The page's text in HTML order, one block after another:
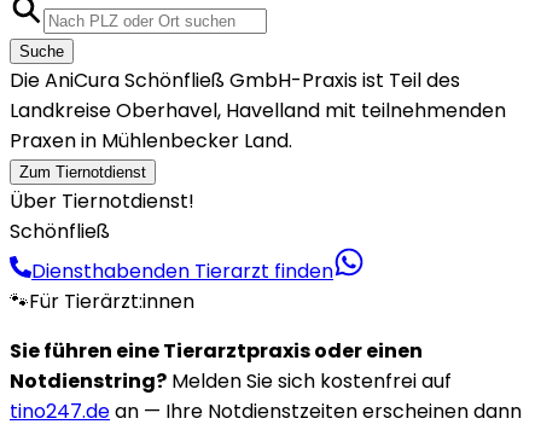
Suche
Die AniCura Schönfließ GmbH-Praxis ist Teil des
Landkreise Oberhavel, Havelland mit teilnehmenden
Praxen in Mühlenbecker Land.
Zum Tiernotdienst
Über Tiernotdienst!
Schönfließ
Diensthabenden Tierarzt finden
🐾Für Tierärzt:innen
Sie führen eine Tierarztpraxis oder einen
Notdienstring? Melden Sie sich kostenfrei auf
tino247.dean — Ihre Notdienstzeiten erscheinen dann